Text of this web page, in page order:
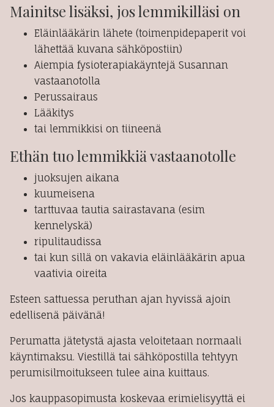
Mainitse lisäksi, jos lemmikilläsi on
Eläinlääkärin lähete (toimenpidepaperit voi
lähettää kuvana sähköpostiin)
Aiempia fysioterapiakäyntejä Susannan
vastaanotolla
Perussairaus
Lääkitys
tai lemmikkisi on tiineenä
Ethän tuo lemmikkiä vastaanotolle
juoksujen aikana
kuumeisena
tarttuvaa tautia sairastavana (esim
kennelyskä)
ripulitaudissa
tai kun sillä on vakavia eläinlääkärin apua
vaativia oireita
Esteen sattuessa peruthan ajan hyvissä ajoin
edellisenä päivänä!
Perumatta jätetystä ajasta veloitetaan normaali
käyntimaksu. Viestillä tai sähköpostilla tehtyyn
perumisilmoitukseen tulee aina kuittaus.
Jos kauppasopimusta koskevaa erimielisyyttä ei